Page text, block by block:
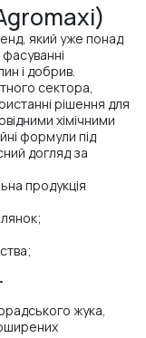
який уже понад
і добрив.
сектора,
рішення для
хімічними
формули під
догляд за
продукція
жука,